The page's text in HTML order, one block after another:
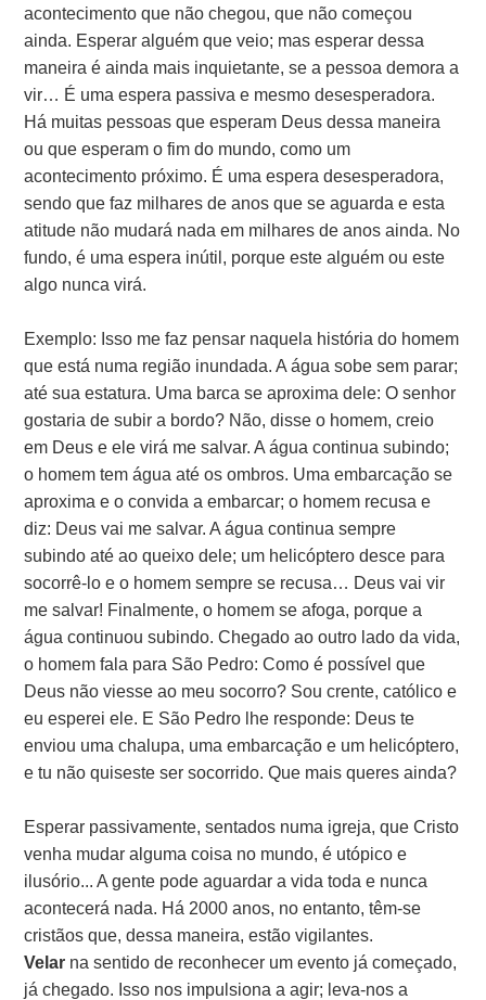
acontecimento que não chegou, que não começou
ainda. Esperar alguém que veio; mas esperar dessa
maneira é ainda mais inquietante, se a pessoa demora a
vir… É uma espera passiva e mesmo desesperadora.
Há muitas pessoas que esperam Deus dessa maneira
ou que esperam o fim do mundo, como um
acontecimento próximo. É uma espera desesperadora,
sendo que faz milhares de anos que se aguarda e esta
atitude não mudará nada em milhares de anos ainda. No
fundo, é uma espera inútil, porque este alguém ou este
algo nunca virá.
Exemplo: Isso me faz pensar naquela história do homem
que está numa região inundada. A água sobe sem parar;
até sua estatura. Uma barca se aproxima dele: O senhor
gostaria de subir a bordo? Não, disse o homem, creio
em Deus e ele virá me salvar. A água continua subindo;
o homem tem água até os ombros. Uma embarcação se
aproxima e o convida a embarcar; o homem recusa e
diz: Deus vai me salvar. A água continua sempre
subindo até ao queixo dele; um helicóptero desce para
socorrê-lo e o homem sempre se recusa… Deus vai vir
me salvar! Finalmente, o homem se afoga, porque a
água continuou subindo. Chegado ao outro lado da vida,
o homem fala para São Pedro: Como é possível que
Deus não viesse ao meu socorro? Sou crente, católico e
eu esperei ele. E São Pedro lhe responde: Deus te
enviou uma chalupa, uma embarcação e um helicóptero,
e tu não quiseste ser socorrido. Que mais queres ainda?
Esperar passivamente, sentados numa igreja, que Cristo
venha mudar alguma coisa no mundo, é utópico e
ilusório... A gente pode aguardar a vida toda e nunca
acontecerá nada. Há 2000 anos, no entanto, têm-se
cristãos que, dessa maneira, estão vigilantes.
Velar na sentido de reconhecer um evento já começado,
já chegado. Isso nos impulsiona a agir; leva-nos a